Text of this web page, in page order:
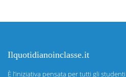
Ilquotidianoinclasse.it
È l’iniziativa pensata per tutti gli